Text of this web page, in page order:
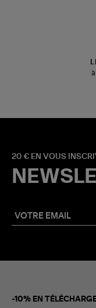
20 € EN VOUS
-10% EN